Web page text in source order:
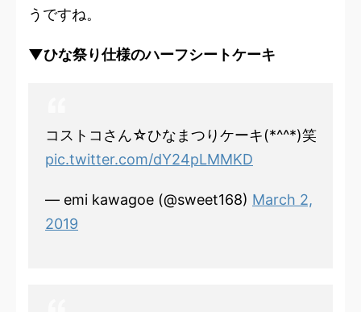
うですね。
▼ひな祭り仕様のハーフシートケーキ
コストコさん☆ひなまつりケーキ(*^^*)笑
pic.twitter.com/dY24pLMMKD
— emi kawagoe (@sweet168) March 2,
2019